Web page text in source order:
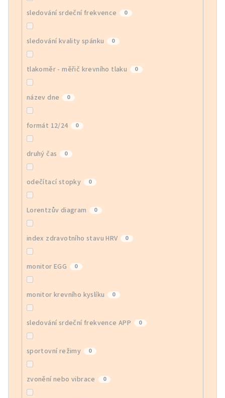
sledování srdeční frekvence 0
sledování kvality spánku 0
tlakoměr - měřič krevního tlaku 0
název dne 0
formát 12/24 0
druhý čas 0
odečítací stopky 0
Lorentzův diagram 0
index zdravotního stavu HRV 0
monitor EGG 0
monitor krevního kyslíku 0
sledování srdeční frekvence APP 0
sportovní režimy 0
zvonění nebo vibrace 0